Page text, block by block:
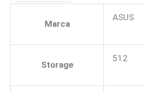
Marca
ASUS
Storage
512